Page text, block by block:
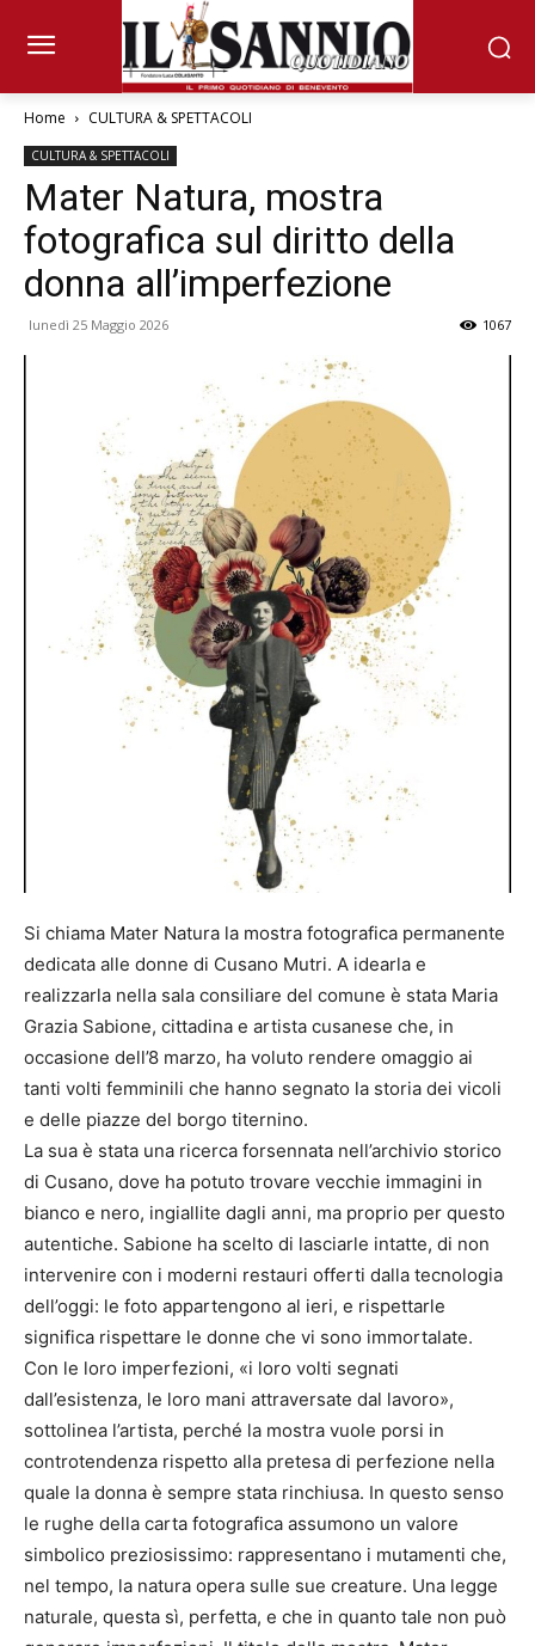
Home CULTURA & SPETTACOLI
CULTURA & SPETTACOLI
Mater Natura, mostra
fotografica sul diritto della
donna all’imperfezione
lunedì 25 Maggio 2026 1067
Si chiama Mater Natura la mostra fotografica permanente
dedicata alle donne di Cusano Mutri. A idearla e
realizzarla nella sala consiliare del comune è stata Maria
Grazia Sabione, cittadina e artista cusanese che, in
occasione dell’8 marzo, ha voluto rendere omaggio ai
tanti volti femminili che hanno segnato la storia dei vicoli
e delle piazze del borgo titernino.
La sua è stata una ricerca forsennata nell’archivio storico
di Cusano, dove ha potuto trovare vecchie immagini in
bianco e nero, ingiallite dagli anni, ma proprio per questo
autentiche. Sabione ha scelto di lasciarle intatte, di non
intervenire con i moderni restauri offerti dalla tecnologia
dell’oggi: le foto appartengono al ieri, e rispettarle
significa rispettare le donne che vi sono immortalate.
Con le loro imperfezioni, «i loro volti segnati
dall’esistenza, le loro mani attraversate dal lavoro»,
sottolinea l’artista, perché la mostra vuole porsi in
controtendenza rispetto alla pretesa di perfezione nella
quale la donna è sempre stata rinchiusa. In questo senso
le rughe della carta fotografica assumono un valore
simbolico preziosissimo: rappresentano i mutamenti che,
nel tempo, la natura opera sulle sue creature. Una legge
naturale, questa sì, perfetta, e che in quanto tale non può